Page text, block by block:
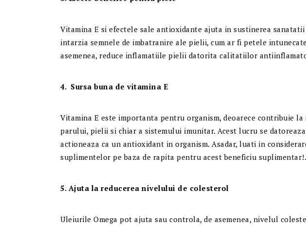
Vitamina E si efectele sale antioxidante ajuta in sustinerea
intarzia semnele de imbatranire ale pielii, cum ar fi petele
asemenea, reduce inflamatiile pielii datorita calitatiilor
4. Sursa buna de vitamina E
Vitamina E este importanta pentru organism, deoarece contribuie
parului, pielii si chiar a sistemului imunitar. Acest lucru se
actioneaza ca un antioxidant in organism. Asadar, luati in
suplimentelor pe baza de rapita pentru acest beneficiu suplimentar!.
5. Ajuta la reducerea nivelului de colesterol
Uleiurile Omega pot ajuta sau controla, de asemenea, nivelul